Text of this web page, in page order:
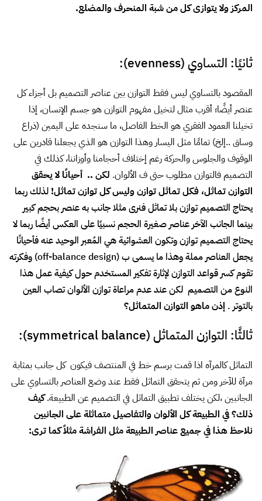
عنصر أيضًا؛ أقرب مثال لتخيل مفهوم التوازن هو جسم الإنسان، إذا
الوقوف والجلوس والحركة رغم إختلاف أحجامنا وأوزاننا، كذلك في
التصميم فالتوازن مطلوب حتى ف الألوان.
التوازن تماثل، فكل تماثل توازن وليس كل توازن تماثل! لذلك ربما
يحتاج التصميم توازن بلا تماثل فنرى مثلا جانب به عنصر بحجم كبير
بينما الجانب الآخر عناصر صغيرة الحجم نسبيًا على العكس أيضًا ربما لا
يحتاج التصميم توازن وتكون العشوائية هي المُعبر الوحيد عنه فأحيانًا
تقوم كسر قواعد التوازن لإثارة تفكير المستخدم حول كيفية عمل هذا
النوع من التصميم لكن عند عدم مراعاة توازن الألوان تصاب العين
بالتوتر .إذن ماهو التوازن المتماثل؟
ثالثًا: التوازن المتماثل (symmetrical balance):
التماثل كالمرآه اذا قمت برسم خط في المنتصف فيكون كل جانب بمثابة
مرآة للآخر ومن ثم يتحقق التماثل فقط عند وضع العناصر بالتساوي على
الجانبين ،لكن يختلف تطبيق التماثل في التصميم عن الطبيعة. كيف
ذلك؟في الطبيعة كل الألوان والتفاصيل متماثلة على الجانبين
نلاحظ هذا في جميع عناصر الطبيعة مثل الفراشة مثلاً كما ترى: